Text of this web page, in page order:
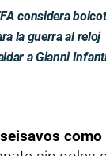
considera
la guerra al reloj
a Gianni